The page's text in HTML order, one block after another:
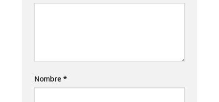
Nombre *